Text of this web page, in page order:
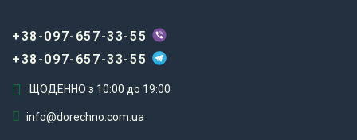
+38-097-657-33-55
+38-097-657-33-55
ЩОДЕННО з 10:00 до 19:00
info@dorechno.com.ua